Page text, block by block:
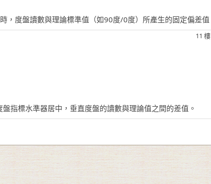
，度盤讀數與理論標準值（如90度/0度）所產生的固定偏差值
11 樓
指標水準器居中，垂直度盤的讀數與理論值之間的差值。